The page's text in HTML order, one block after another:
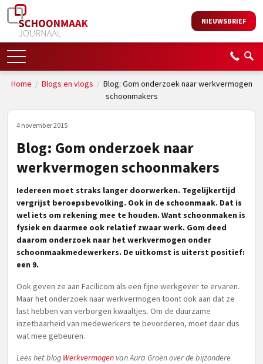
NIEUWSBRIEF
Home / Blogs en vlogs / Blog: Gom onderzoek naar werkvermogen
schoonmakers
4 november 2015
Blog: Gom onderzoek naar
werkvermogen schoonmakers
Iedereen moet straks langer doorwerken. Tegelijkertijd
vergrijst beroepsbevolking. Ook in de schoonmaak. Dat is
wel iets om rekening mee te houden. Want schoonmaken is
fysiek en daarmee ook relatief zwaar werk. Gom deed
daarom onderzoek naar het werkvermogen onder
schoonmaakmedewerkers. De uitkomst is uiterst positief:
een 9.
Ook geven ze aan Facilicom als een fijne werkgever te ervaren.
Maar het onderzoek naar werkvermogen toont ook aan dat ze
last hebben van verborgen kwaaltjes. Om de duurzame
inzetbaarheid van medewerkers te bevorderen, moet daar dus
wat mee gebeuren.
Lees het blog Werkvermogen van Aura Groen over de bijzondere